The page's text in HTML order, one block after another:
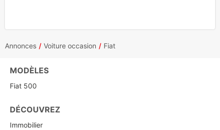
Annonces Voiture occasion Fiat
MODÈLES
Fiat 500
DÉCOUVREZ
Immobilier